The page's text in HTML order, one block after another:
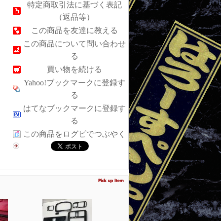
特定商取引法に基づく表記
（返品等）
この商品を友達に教える
この商品について問い合わせ
る
買い物を続ける
Yahoo!ブックマークに登録す
る
はてなブックマークに登録す
る
この商品をログピでつぶやく